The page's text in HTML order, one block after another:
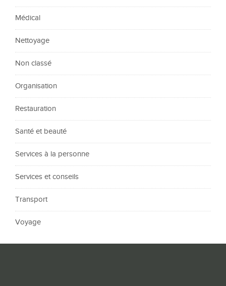
Médical
Nettoyage
Non classé
Organisation
Restauration
Santé et beauté
Services à la personne
Services et conseils
Transport
Voyage